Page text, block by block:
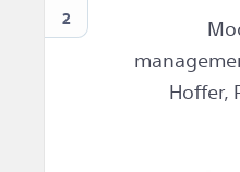
2
Hoffer,